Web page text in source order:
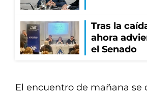
Tras la
ahora
el Senado
El encuentro de mañana